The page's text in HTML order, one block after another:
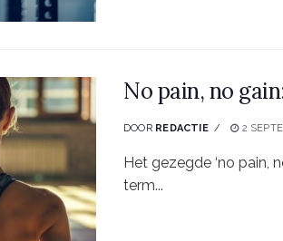
No pain, no
DOOR REDACTIE 2
Het gezegde ‘no pain,
term...